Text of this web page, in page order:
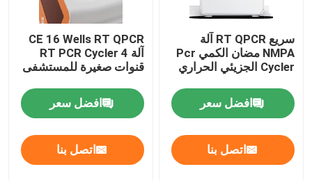
طقم اختبار الجهاز الهضمي
طقم اختبار تربية الأحياء المائية
طقم اختبار الخنازير
عدة اختبار الكلاب الكلب
سريع RT QPCR آلة
NMPA مضان الكمي Pcr
Cycler الجزيئي الحراري
افضل سعر
اتصل بنا
CE 16 Wells RT QPCR
آلة RT PCR Cycler 4
قنوات صغيرة للمستشفى
افضل سعر
اتصل بنا